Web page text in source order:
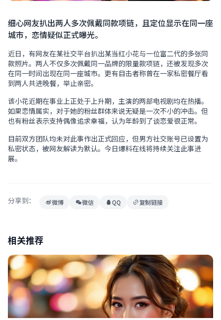
细心网友扒出两人多次佩戴同款项链，且定位显示在同一座
城市，恋情疑似正式曝光。
近日，有网友在某社交平台扒出某当红小花与一位富二代的多张同
款照片。两人不仅多次佩戴同一品牌的限量款项链，还被发现多次
在同一时间出现在同一座城市。更有目击者称曾在一家私密餐厅看
到两人共进晚餐，举止亲密。
该小花近期在事业上正处于上升期，主演的两部电视剧均在热播。
如果恋情属实，对于她的粉丝群体来说无疑是一次不小的冲击。但
也有粉丝表示支持偶像追求幸福，认为年龄到了谈恋爱很正常。
目前双方团队均未对此事作出正式回应，但男方社交账号已设置为
私密状态，被网友解读为默认。今日爆料在线将持续关注此事进
展。
分享到： 微博 微信 QQ 复制链接
相关推荐